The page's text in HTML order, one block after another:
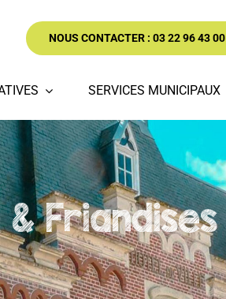
NOUS CONTACTER : 03 22 96 43 00
SERVICES MUNICIPAUX
& Friandises